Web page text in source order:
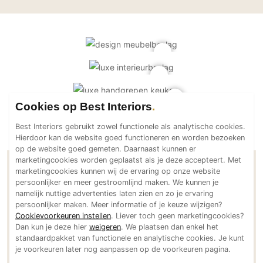
PVC vloeren
Natuursteen en keramiek vloeren
Afwerking
Wandafwerking
Beton Ciré
Behang / Wandtextiel
Natuursteen en keramiek
Leer
Schilderwerk
Stucwerk
Spuitwerk
Derk
Contactgegevens Dauby
Adresgegevens
Uilenbaan 86
2160 Wommelgem
BE
Cookies op Best Interiors
Best Interiors gebruikt zowel functionele als analytische cookies.
Hierdoor kan de website goed functioneren en worden bezoeken
op de website goed gemeten. Daarnaast kunnen er
marketingcookies worden geplaatst als je deze accepteert. Met
marketingcookies kunnen wij de ervaring op onze website
persoonlijker en meer gestroomlijnd maken. We kunnen je
namelijk nuttige advertenties laten zien en zo je ervaring
persoonlijker maken. Meer informatie of je keuze wijzigen?
Cookievoorkeuren instellen. Liever toch geen marketingcookies?
Dan kun je deze hier weigeren. We plaatsen dan enkel het
standaardpakket van functionele en analytische cookies. Je kunt
je voorkeuren later nog aanpassen op de voorkeuren pagina.